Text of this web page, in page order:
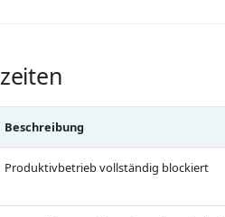
Beschreibung
Produktivbetrieb vollständig blockiert